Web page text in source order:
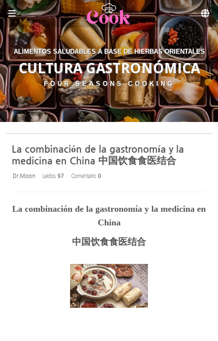
Skip to menu
ALIMENTOS SALUDABLES A BASE DE HIERBAS ORIENTALES
CULTURA GASTRONÓMICA
FOUR SEASONS COOKING
La combinación de la gastronomía y la
medicina en China 中国饮食食医结合
Dr.Moon Leídos 97 Comentario 0
La combinación de la gastronomía y la medicina en
China
中国饮食食医结合
Sketchbook5, 스케치북5